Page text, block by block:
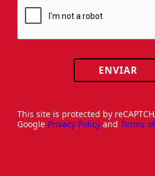
ENVIAR
This site is protected by
Google Privacy Policy and Terms